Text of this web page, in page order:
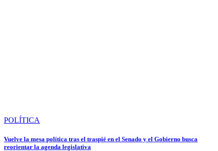
POLÍTICA
Vuelve la mesa política tras el traspié en el Senado y el Gobierno busca
reorientar la agenda legislativa